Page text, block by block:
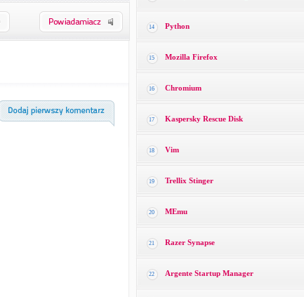
14 Python
15 Mozilla Firefox
16 Chromium
17 Kaspersky Rescue Disk
18 Vim
19 Trellix Stinger
20 MEmu
21 Razer Synapse
22 Argente Startup Manager